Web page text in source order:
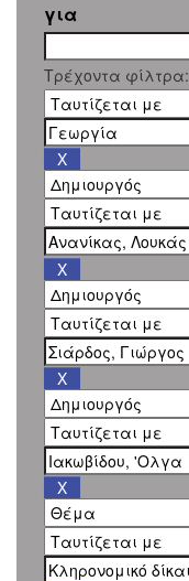
για
Τρέχοντα φίλτρα: